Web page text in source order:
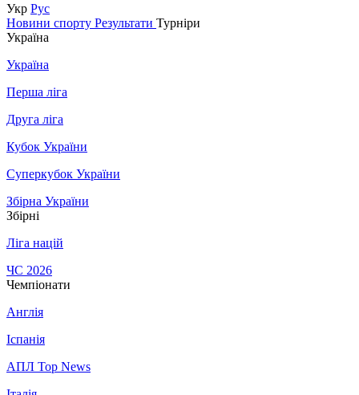
Укр Рус
Новини спорту Результати Турніри
Україна
Україна
Перша ліга
Друга ліга
Кубок України
Суперкубок України
Збірна України
Збірні
Ліга націй
ЧС 2026
Чемпіонати
Англія
Іспанія
АПЛ Top News